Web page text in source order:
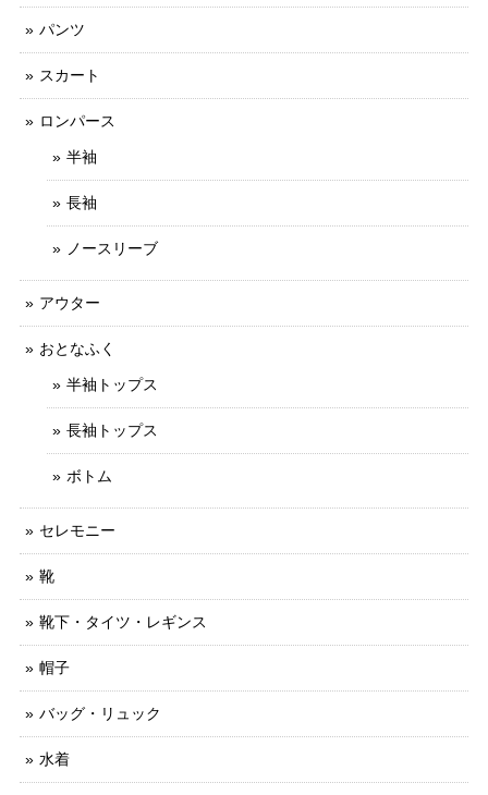
パンツ
スカート
ロンパース
半袖
長袖
ノースリーブ
アウター
おとなふく
半袖トップス
長袖トップス
ボトム
セレモニー
靴
靴下・タイツ・レギンス
帽子
バッグ・リュック
水着